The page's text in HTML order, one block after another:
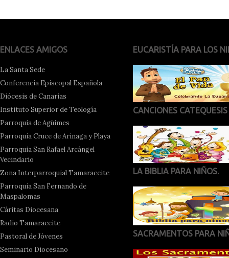
ENLACES AMIGOS
La Santa Sede
Conferencia Episcopal Española
Diócesis de Canarias
Instituto Superior de Teología
Parroquia de Agüimes
Parroquia Cruce de Arinaga y Playa
Parroquia San Rafael Arcángel
Vecindario
Zona Interparroquial Tamaraceite
Parroquia San Fernando de
Maspalomas
Cáritas Diocesana
Radio Tamaraceite
Pastoral de Jóvenes
Seminario Diocesano
EUCARISTÍA PARA LOS
CANCIONES CATEQUESIS
LA BIBLIA PARA NIÑOS.
SACRAMENTOS PARA